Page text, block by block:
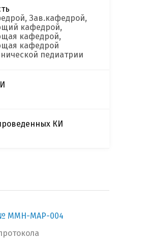
Зав.кафедрой,
кафедрой,
кафедрой,
кафедрой
педиатрии
КИ
MMH-MAP-004